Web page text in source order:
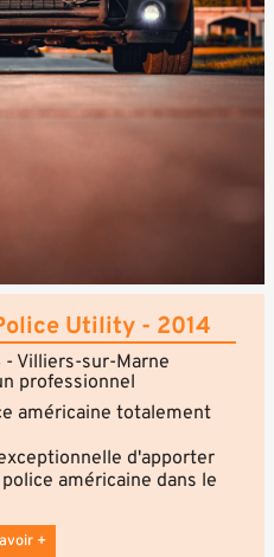
Utility - 2014
Villiers-sur-Marne
professionnel
américaine totalement
d'apporter
américaine dans le
+